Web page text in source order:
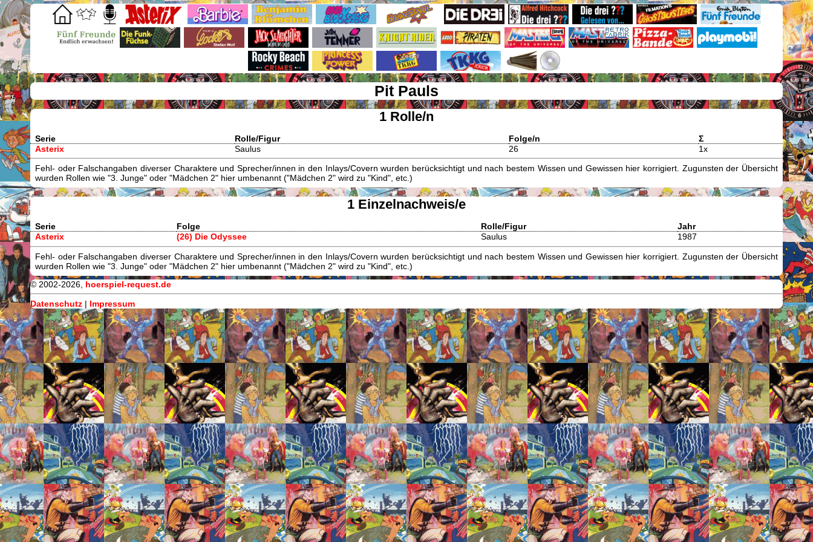
Pit Pauls
1 Rolle/n
Serie Rolle/Figur Folge/n
Σ
Asterix
Saulus 26 1x
Fehl- oder Falschangaben diverser Charaktere und Sprecher/innen in den Inlays/Covern wurden berücksichtigt und nach bestem Wissen und Gewissen hier korrigiert. Zugunsten der Übersicht
wurden Rollen wie "3. Junge" oder "Mädchen 2" hier umbenannt ("Mädchen 2" wird zu "Kind", etc.)
1 Einzelnachweis/e
Serie Folge Rolle/Figur
Jahr
Asterix
(26) Die Odyssee Saulus 1987
Fehl- oder Falschangaben diverser Charaktere und Sprecher/innen in den Inlays/Covern wurden berücksichtigt und nach bestem Wissen und Gewissen hier korrigiert. Zugunsten der Übersicht
wurden Rollen wie "3. Junge" oder "Mädchen 2" hier umbenannt ("Mädchen 2" wird zu "Kind", etc.)
© 2002-2026, hoerspiel-request.de
Datenschutz | Impressum